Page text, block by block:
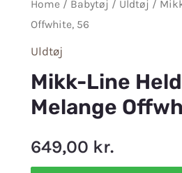
Home / Babytøj / Uldtøj /
Offwhite, 56
Uldtøj
Mikk-Line
Melange
649,00 kr.